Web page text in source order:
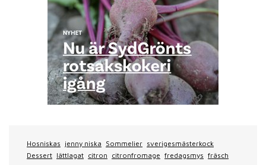
Hosniskas jenny niska Sommelier sverigesmästerkock
Dessert lättlagat citron citronfromage fredagsmys fräsch